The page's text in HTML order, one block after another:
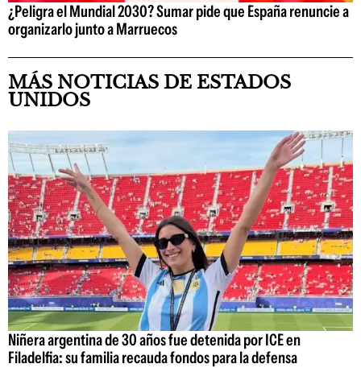
¿Peligra el Mundial 2030? Sumar pide que España renuncie a
organizarlo junto a Marruecos
MÁS NOTICIAS DE ESTADOS
UNIDOS
Niñera argentina de 30 años fue detenida por ICE en
Filadelfia: su familia recauda fondos para la defensa